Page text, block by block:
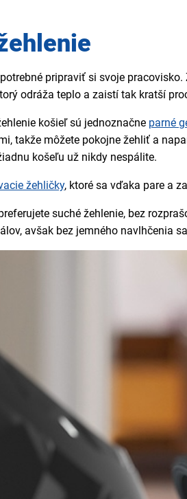
pripraviť si svoje
odráža teplo a zaistí tak kratší
košieľ sú jednoznačne parné
takže môžete pokojne žehliť a
košeľu už nikdy nespálite.
žehličky, ktoré sa vďaka pare a
suché žehlenie, bez
avšak bez jemného navlhčenia